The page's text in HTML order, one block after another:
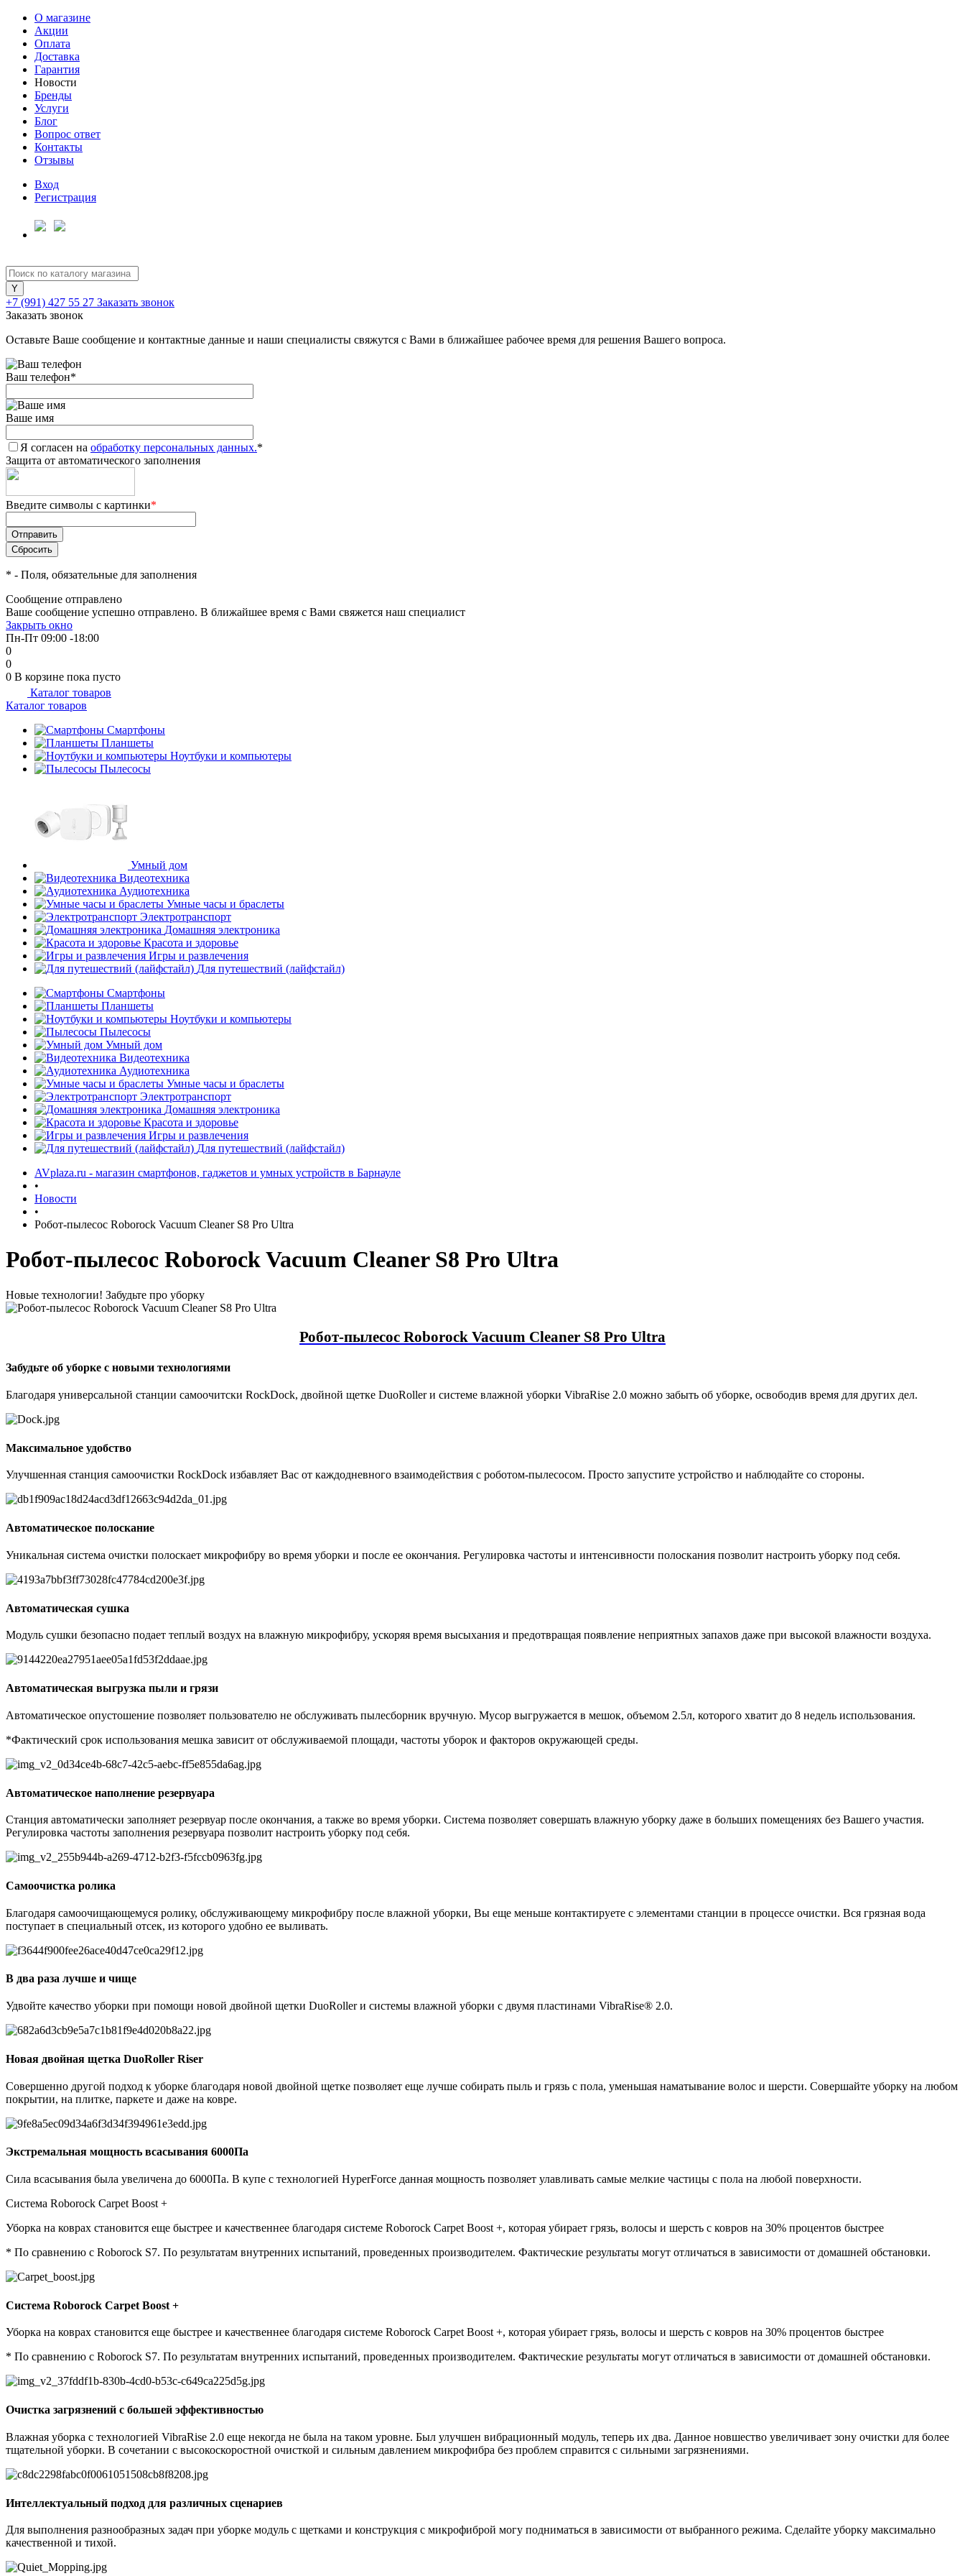
О магазине
Акции
Оплата
Доставка
Гарантия
Новости
Бренды
Услуги
Блог
Вопрос ответ
Контакты
Отзывы
Вход
Регистрация
+7 (991) 427 55 27 Заказать звонок
Заказать звонок
Оставьте Ваше сообщение и контактные данные и наши специалисты свяжутся с Вами в ближайшее рабочее время для решения Вашего вопроса.
Ваш телефон*
Ваше имя
Я согласен на обработку персональных данных.*
Защита от автоматического заполнения
Введите символы с картинки*
* - Поля, обязательные для заполнения
Сообщение отправлено
Ваше сообщение успешно отправлено. В ближайшее время с Вами свяжется наш специалист
Закрыть окно
Пн-Пт 09:00 -18:00
0
0
0 В корзине пока пусто
Каталог товаров
Каталог товаров
Смартфоны
Планшеты
Ноутбуки и компьютеры
Пылесосы
Умный дом
Видеотехника
Аудиотехника
Умные часы и браслеты
Электротранспорт
Домашняя электроника
Красота и здоровье
Игры и развлечения
Для путешествий (лайфстайл)
Смартфоны
Планшеты
Ноутбуки и компьютеры
Пылесосы
Умный дом
Видеотехника
Аудиотехника
Умные часы и браслеты
Электротранспорт
Домашняя электроника
Красота и здоровье
Игры и развлечения
Для путешествий (лайфстайл)
AVplaza.ru - магазин смартфонов, гаджетов и умных устройств в Барнауле
•
Новости
•
Робот-пылесос Roborock Vacuum Cleaner S8 Pro Ultra
Робот-пылесос Roborock Vacuum Cleaner S8 Pro Ultra
Новые технологии! Забудьте про уборку
Робот-пылесос Roborock Vacuum Cleaner S8 Pro Ultra
Забудьте об уборке с новыми технологиями
Благодаря универсальной станции самоочитски RockDock, двойной щетке DuoRoller и системе влажной уборки VibraRise 2.0 можно забыть об уборке, освободив время для других дел.
Максимальное удобство
Улучшенная станция самоочистки RockDock избавляет Вас от каждодневного взаимодействия с роботом-пылесосом. Просто запустите устройство и наблюдайте со стороны.
Автоматическое полоскание
Уникальная система очистки полоскает микрофибру во время уборки и после ее окончания. Регулировка частоты и интенсивности полоскания позволит настроить уборку под себя.
Автоматическая сушка
Модуль сушки безопасно подает теплый воздух на влажную микрофибру, ускоряя время высыхания и предотвращая появление неприятных запахов даже при высокой влажности воздуха.
Автоматическая выгрузка пыли и грязи
Автоматическое опустошение позволяет пользователю не обслуживать пылесборник вручную. Мусор выгружается в мешок, объемом 2.5л, которого хватит до 8 недель использования.
*Фактический срок использования мешка зависит от обслуживаемой площади, частоты уборок и факторов окружающей среды.
Автоматическое наполнение резервуара
Станция автоматически заполняет резервуар после окончания, а также во время уборки. Система позволяет совершать влажную уборку даже в больших помещениях без Вашего участия.
Регулировка частоты заполнения резервуара позволит настроить уборку под себя.
Самоочистка ролика
Благодаря самоочищающемуся ролику, обслуживающему микрофибру после влажной уборки, Вы еще меньше контактируете с элементами станции в процессе очистки. Вся грязная вода
поступает в специальный отсек, из которого удобно ее выливать.
В два раза лучше и чище
Удвойте качество уборки при помощи новой двойной щетки DuoRoller и системы влажной уборки с двумя пластинами VibraRise® 2.0.
Новая двойная щетка DuoRoller Riser
Совершенно другой подход к уборке благодаря новой двойной щетке позволяет еще лучше собирать пыль и грязь с пола, уменьшая наматывание волос и шерсти. Совершайте уборку на любом
покрытии, на плитке, паркете и даже на ковре.
Экстремальная мощность всасывания 6000Па
Сила всасывания была увеличена до 6000Па. В купе с технологией HyperForce данная мощность позволяет улавливать самые мелкие частицы с пола на любой поверхности.
Система Roborock Carpet Boost +
Уборка на коврах становится еще быстрее и качественнее благодаря системе Roborock Carpet Boost +, которая убирает грязь, волосы и шерсть с ковров на 30% процентов быстрее
* По сравнению с Roborock S7. По результатам внутренних испытаний, проведенных производителем. Фактические результаты могут отличаться в зависимости от домашней обстановки.
Система Roborock Carpet Boost +
Уборка на коврах становится еще быстрее и качественнее благодаря системе Roborock Carpet Boost +, которая убирает грязь, волосы и шерсть с ковров на 30% процентов быстрее
* По сравнению с Roborock S7. По результатам внутренних испытаний, проведенных производителем. Фактические результаты могут отличаться в зависимости от домашней обстановки.
Очистка загрязнений с большей эффективностью
Влажная уборка с технологией VibraRise 2.0 еще некогда не была на таком уровне. Был улучшен вибрационный модуль, теперь их два. Данное новшество увеличивает зону очистки для более
тщательной уборки. В сочетании с высокоскоростной очисткой и сильным давлением микрофибра без проблем справится с сильными загрязнениями.
Интеллектуальный подход для различных сценариев
Для выполнения разнообразных задач при уборке модуль с щетками и конструкция с микрофиброй могу подниматься в зависимости от выбранного режима. Сделайте уборку максимально
качественной и тихой.